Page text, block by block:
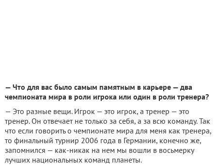
— Что для вас было самым памятным в карьере — два
чемпионата мира в роли игрока или один в роли тренера?
— Это разные вещи. Игрок — это игрок, а тренер — это
тренер. Он отвечает не только за себя, а за всю команду. Так
что если говорить о чемпионате мира для меня как тренера,
то финальный турнир 2006 года в Германии, конечно же,
запомнился — как-никак на нем мы вошли в восьмерку
лучших национальных команд планеты.